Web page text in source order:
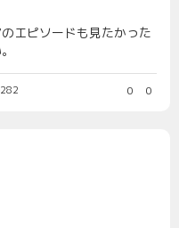
エピソードも見たかった
0 0